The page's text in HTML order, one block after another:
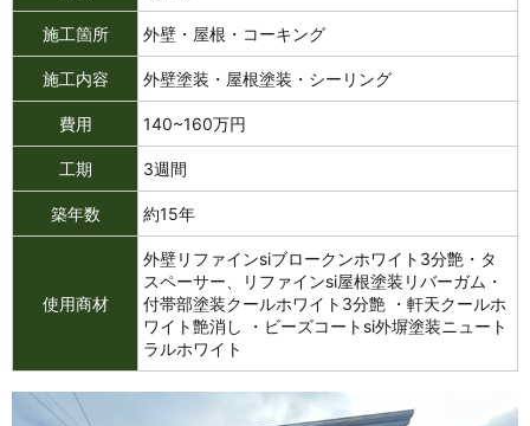
施工箇所 外壁・屋根・コーキング
施工内容 外壁塗装・屋根塗装・シーリング
費用 140~160万円
工期 3週間
築年数 約15年
使用商材
外壁リファインsiブロークンホワイト3分艶・タ
スペーサー、リファインsi屋根塗装リバーガム・
付帯部塗装クールホワイト3分艶 ・軒天クールホ
ワイト艶消し ・ビーズコートsi外塀塗装ニュート
ラルホワイト